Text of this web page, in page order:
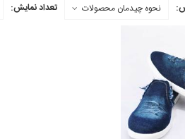
نحوه چیدمان محصولات تعداد نمایش: